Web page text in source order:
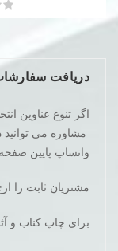
دریافت سفارشات تلفنی
اگر تنوع عناوین
مشاوره می توانید
واتساپ پایین صفحه
مشتریان ثابت را
برای چاپ کناب و